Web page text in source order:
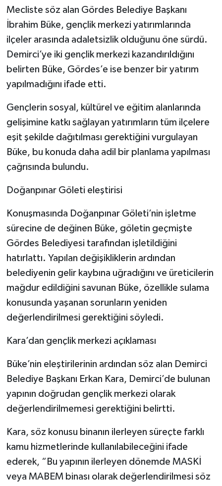
Mecliste söz alan Gördes Belediye Başkanı
İbrahim Büke, gençlik merkezi yatırımlarında
ilçeler arasında adaletsizlik olduğunu öne sürdü.
Demirci’ye iki gençlik merkezi kazandırıldığını
belirten Büke, Gördes’e ise benzer bir yatırım
yapılmadığını ifade etti.
Gençlerin sosyal, kültürel ve eğitim alanlarında
gelişimine katkı sağlayan yatırımların tüm ilçelere
eşit şekilde dağıtılması gerektiğini vurgulayan
Büke, bu konuda daha adil bir planlama yapılması
çağrısında bulundu.
Doğanpınar Göleti eleştirisi
Konuşmasında Doğanpınar Göleti’nin işletme
sürecine de değinen Büke, göletin geçmişte
Gördes Belediyesi tarafından işletildiğini
hatırlattı. Yapılan değişikliklerin ardından
belediyenin gelir kaybına uğradığını ve üreticilerin
mağdur edildiğini savunan Büke, özellikle sulama
konusunda yaşanan sorunların yeniden
değerlendirilmesi gerektiğini söyledi.
Kara’dan gençlik merkezi açıklaması
Büke’nin eleştirilerinin ardından söz alan Demirci
Belediye Başkanı Erkan Kara, Demirci’de bulunan
yapının doğrudan gençlik merkezi olarak
değerlendirilmemesi gerektiğini belirtti.
Kara, söz konusu binanın ilerleyen süreçte farklı
kamu hizmetlerinde kullanılabileceğini ifade
ederek, “Bu yapının ilerleyen dönemde MASKİ
veya MABEM binası olarak değerlendirilmesi söz